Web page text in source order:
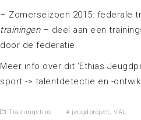
– Zomerseizoen 2015: federale
trainingen– deel aan een
door de federatie.
Meer info over dit ‘Ethias
sport -> talentdetectie en -
Trainingstips # jeugdproject, VAL